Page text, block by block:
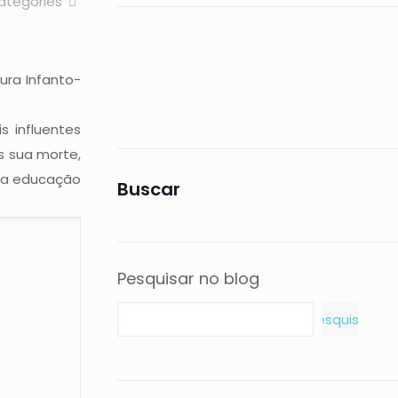
Infanto-
influentes
sua morte,
educação
Buscar
Pesquisar no blog
Pesquisar